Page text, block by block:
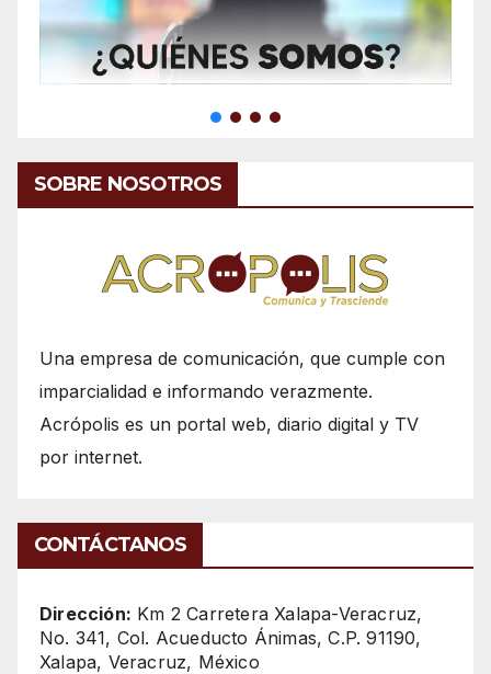
SOBRE NOSOTROS
Una empresa de comunicación, que cumple con
imparcialidad e informando verazmente.
Acrópolis es un portal web, diario digital y TV
por internet.
CONTÁCTANOS
Dirección: Km 2 Carretera Xalapa-Veracruz,
No. 341, Col. Acueducto Ánimas, C.P. 91190,
Xalapa, Veracruz, México